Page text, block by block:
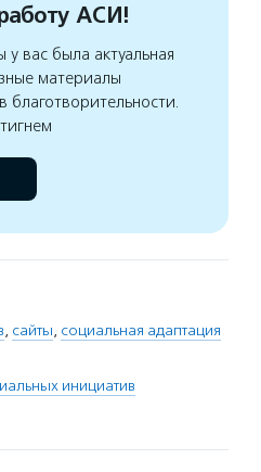
АСИ!
вас была актуальная
материалы
, сайты, социальная адаптация
инициатив